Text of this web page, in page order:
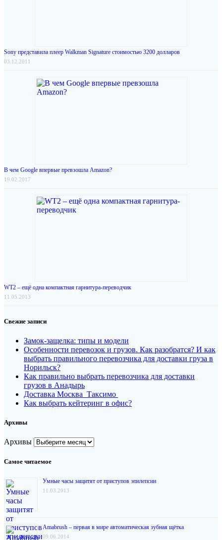
Sony представила плеер Walkman Signature стоимостью 3200 долларов
03.12.2011
В чем Google впервые превзошла Amazon?
19.02.2017
WT2 – ещё одна компактная гарнитура-переводчик
11.05.2013
Свежие записи
Замок-защелка: типы и модели
Особенности перевозок и грузов. Как разобратся? И как
выбрать правильного перевозчика для доставки груза в
Норильск?
Как правильно выбрать перевозчика для доставки
грузов в Анадырь
Доставка Москва Таксимо
Как выбрать кейтеринг в офис?
Архивы
Архивы
Самое читаемое
Умные часы защитят от приступов эпилепсии
11.03.2013
Amabrush – первая в мире автоматическая зубная щётка
09.06.2014